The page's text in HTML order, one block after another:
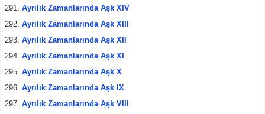
Ayrılık Zamanlarında Aşk XIV
Ayrılık Zamanlarında Aşk XIII
Ayrılık Zamanlarında Aşk XII
Ayrılık Zamanlarında Aşk XI
Ayrılık Zamanlarında Aşk X
Ayrılık Zamanlarında Aşk IX
Ayrılık Zamanlarında Aşk VIII